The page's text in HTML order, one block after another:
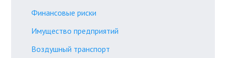
Финансовые риски
Имущество предприятий
Воздушный транспорт